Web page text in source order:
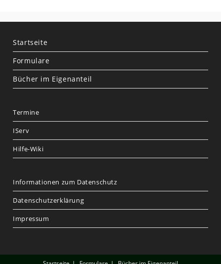
Startseite
Formulare
Bücher im Eigenanteil
Termine
IServ
Hilfe-Wiki
Informationen zum Datenschutz
Datenschutzerklärung
Impressum